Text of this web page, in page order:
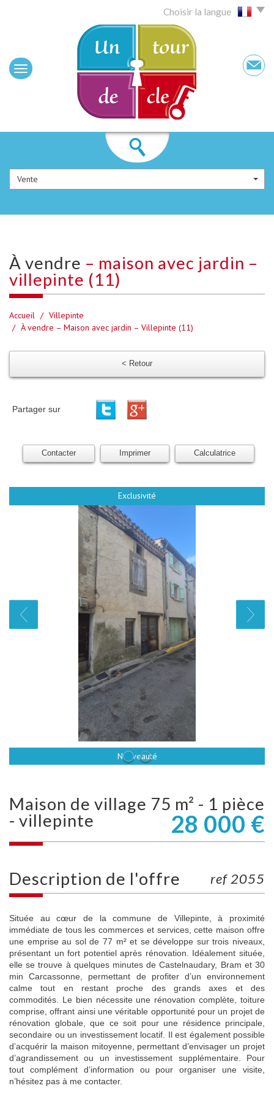
Choisir la langue
Vente
à vendre – maison avec jardin –
villepinte (11)
Accueil
Villepinte
À vendre – Maison avec jardin – Villepinte (11)
< Retour
Partager sur
Contacter Imprimer Calculatrice
Sous Offre
Exclusivité
Nouveauté
maison de village 75 m² - 1 pièce
- villepinte
28 000 €
description de l'offre ref 2055
Située au cœur de la commune de Villepinte, à proximité
immédiate de tous les commerces et services, cette maison offre
une emprise au sol de 77 m² et se développe sur trois niveaux,
présentant un fort potentiel après rénovation. Idéalement située,
elle se trouve à quelques minutes de Castelnaudary, Bram et 30
min Carcassonne, permettant de profiter d’un environnement
calme tout en restant proche des grands axes et des
commodités. Le bien nécessite une rénovation complète, toiture
comprise, offrant ainsi une véritable opportunité pour un projet de
rénovation globale, que ce soit pour une résidence principale,
secondaire ou un investissement locatif. Il est également possible
d’acquérir la maison mitoyenne, permettant d’envisager un projet
d’agrandissement ou un investissement supplémentaire. Pour
tout complément d’information ou pour organiser une visite,
n’hésitez pas à me contacter.